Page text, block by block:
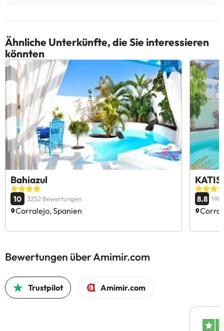
Ähnliche Unterkünfte, die Sie interessieren
könnten
Bahiazul
10 3252 Bewertungen
Corralejo, Spanien
8.8 198
Bewertungen über Amimir.com
Trustpilot Amimir.com